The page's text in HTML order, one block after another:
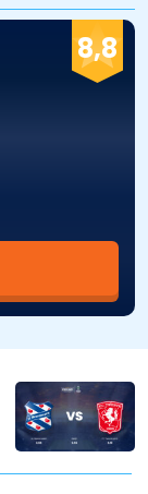
8,8